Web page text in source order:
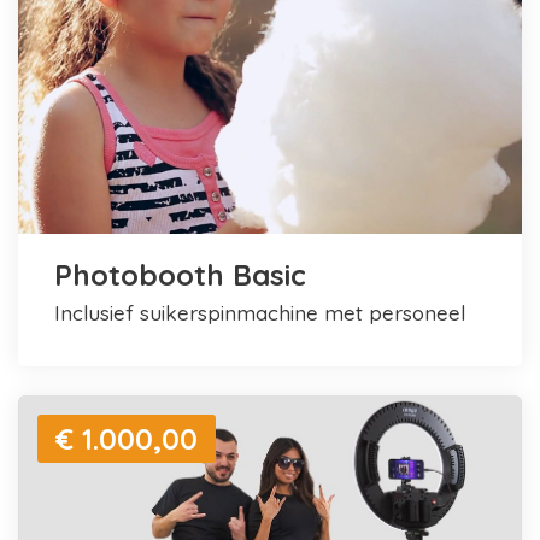
Photobooth Basic
inclusief suikerspinmachine met personeel
€ 1.000,00